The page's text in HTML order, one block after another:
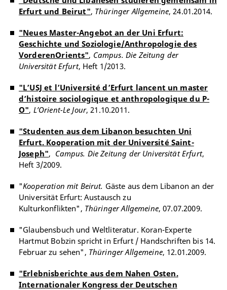
Erfurt und Beirut", Thüringer Allgemeine, 24.01.2014.
"Neues Master-Angebot an der Uni Erfurt:
Geschichte und Soziologie/Anthropologie des
VorderenOrients", Campus. Die Zeitung der
Universität Erfurt, Heft 1/2013.
"L’USJ et l’Université d’Erfurt lancent un master
d’histoire sociologique et anthropologique du P-
O", L’Orient-Le Jour, 21.10.2011.
"Studenten aus dem Libanon besuchten Uni
Erfurt. Kooperation mit der Université Saint-
Joseph", Campus. Die Zeitung der Universität Erfurt,
Heft 3/2009.
"Kooperation mit Beirut. Gäste aus dem Libanon an der
Universität Erfurt: Austausch zu
Kulturkonflikten", Thüringer Allgemeine, 07.07.2009.
"Glaubensbuch und Weltliteratur. Koran-Experte
Hartmut Bobzin spricht in Erfurt / Handschriften bis 14.
Februar zu sehen", Thüringer Allgemeine, 12.01.2009.
"Erlebnisberichte aus dem Nahen Osten.
Internationaler Kongress der Deutschen